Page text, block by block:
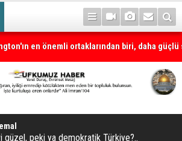
en önemli ortaklarından biri, daha
herkesin ortak vatanı olmaya devam
güzel, peki ya demokratik Türkiye?..